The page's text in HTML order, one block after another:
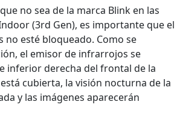
no sea de la marca Blink en las
(3rd Gen), es importante que el
esté bloqueado. Como se
el emisor de infrarrojos se
inferior derecha del frontal de la
cubierta, la visión nocturna de la
y las imágenes aparecerán